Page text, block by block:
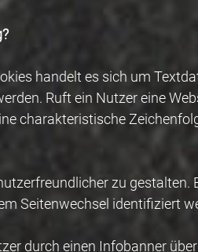
handelt es sich um
Ruft ein Nutzer eine
charakteristische
zu
Seitenwechsel identifiziert
durch einen Infobanner